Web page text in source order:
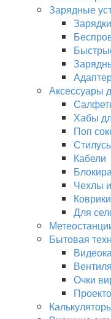
Зарядные
Аксессуары
Хабы
Поп
Кабели
Чехлы
Для
Бытовая
Очки